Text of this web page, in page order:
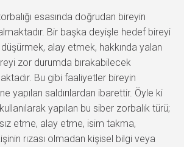
esasında doğrudan bireyin
Bir başka deyişle hedef bireyi
alay etmek, hakkında yalan
zor durumda bırakabilecek
Bu gibi faaliyetler bireyin
yapılan saldırılardan ibarettir. Öyle ki
yapılan bu siber zorbalık türü;
etme, alay etme, isim takma,
rızası olmadan kişisel bilgi veya